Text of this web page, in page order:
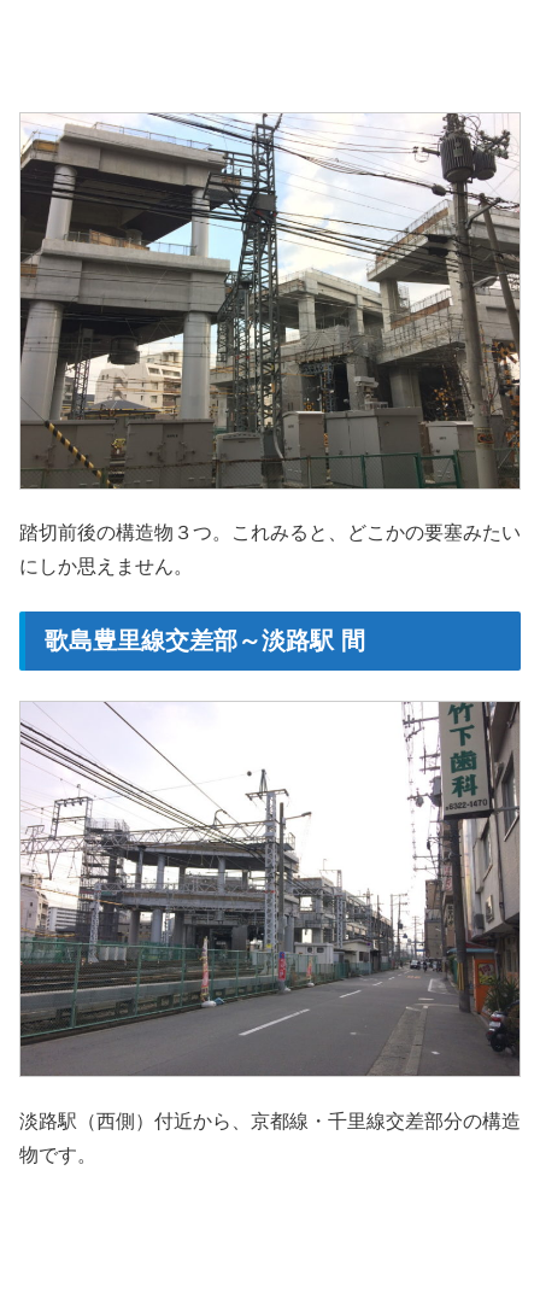
踏切前後の構造物３つ。これみると、どこかの要塞みたい
にしか思えません。
歌島豊里線交差部～淡路駅 間
淡路駅（西側）付近から、京都線・千里線交差部分の構造
物です。